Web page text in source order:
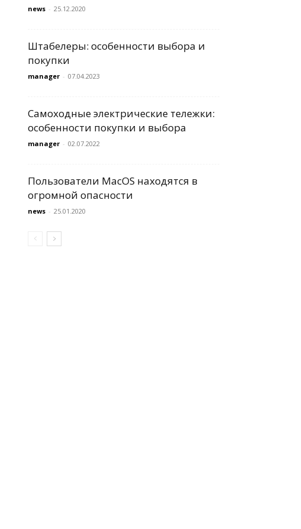
news - 25.12.2020
Штабелеры: особенности выбора и
покупки
manager - 07.04.2023
Самоходные электрические тележки:
особенности покупки и выбора
manager - 02.07.2022
Пользователи MacOS находятся в
огромной опасности
news - 25.01.2020